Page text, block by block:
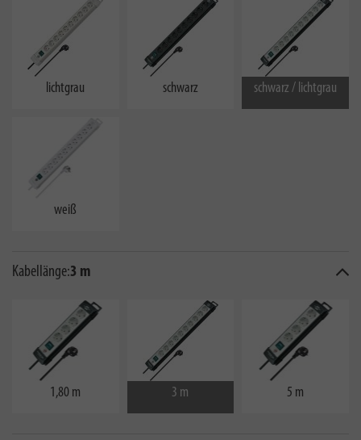
lichtgrau schwarz schwarz / lichtgrau
weiß
Kabellänge:3 m
1,80 m 3 m 5 m